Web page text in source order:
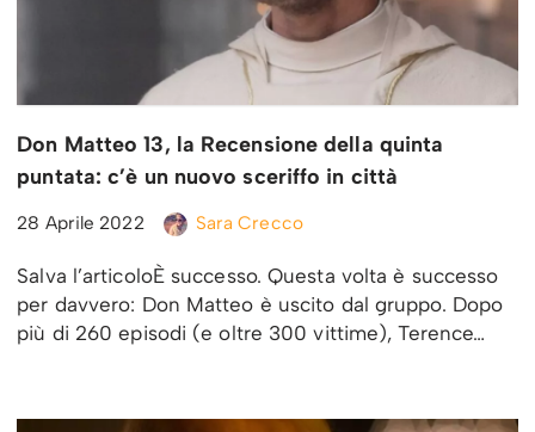
Don Matteo 13, la Recensione della quinta
puntata: c’è un nuovo sceriffo in città
28 Aprile 2022 Sara Crecco
Salva l’articoloÈ successo. Questa volta è successo
per davvero: Don Matteo è uscito dal gruppo. Dopo
più di 260 episodi (e oltre 300 vittime), Terence…